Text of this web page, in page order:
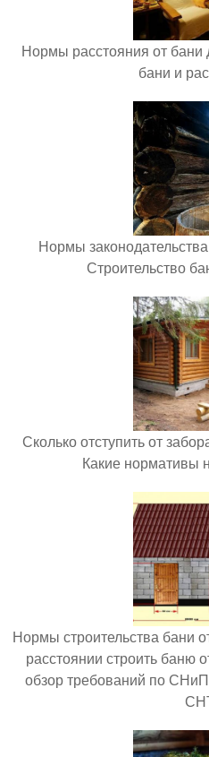
Нормы расстояния от бани
бани и
Нормы
Строительство
Сколько отступить от
Какие нормативы
Нормы строительства бани
расстоянии строить баню
обзор требований по